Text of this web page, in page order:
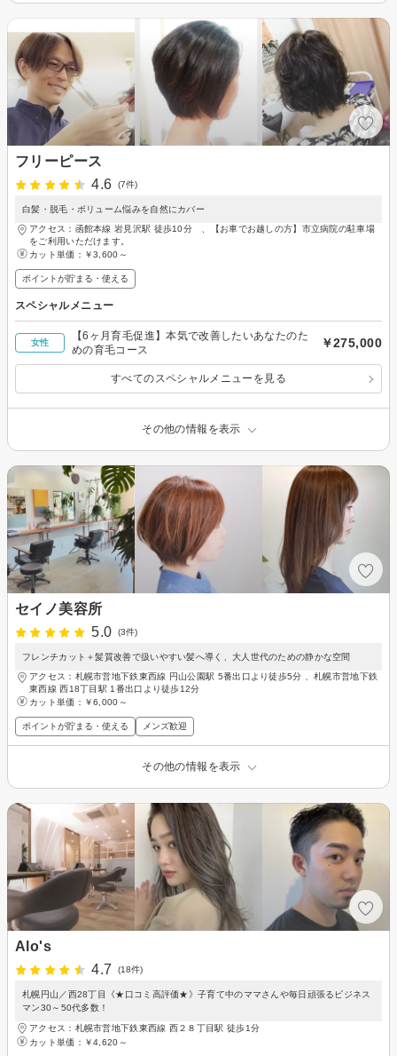
フリーピース
4.6
(7件)
白髪・脱毛・ボリューム悩みを自然にカバー
アクセス：函館本線 岩見沢駅 徒歩10分 、【お車でお越しの方】市立病院の駐車場
をご利用いただけます。
カット単価： ￥3,600～
ポイントが貯まる・使える
スペシャルメニュー
女性
【6ヶ月育毛促進】本気で改善したいあなたのた
めの育毛コース
￥275,000
すべてのスペシャルメニューを見る
その他の情報を表示
セイノ美容所
5.0
(3件)
フレンチカット＋髪質改善で扱いやすい髪へ導く、大人世代のための静かな空間
アクセス：札幌市営地下鉄東西線 円山公園駅 5番出口より徒歩5分 、札幌市営地下鉄
東西線 西18丁目駅 1番出口より徒歩12分
カット単価： ￥6,000～
ポイントが貯まる・使える メンズ歓迎
その他の情報を表示
Alo's
4.7
(18件)
札幌円山／西28丁目《★口コミ高評価★》子育て中のママさんや毎日頑張るビジネス
マン30～50代多数！
アクセス：札幌市営地下鉄東西線 西２８丁目駅 徒歩1分
カット単価： ￥4,620～